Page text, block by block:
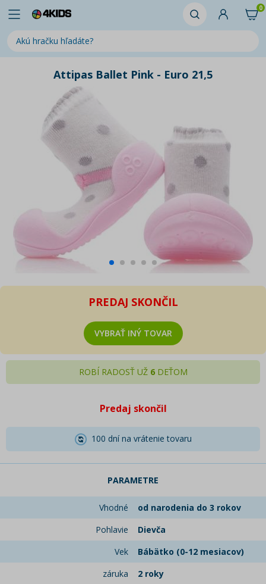
0
Attipas Ballet Pink - Euro 21,5
PREDAJ SKONČIL
VYBRAŤ INÝ TOVAR
ROBÍ RADOSŤ UŽ 6DEŤOM
Predaj skončil
100 dní na vrátenie tovaru
PARAMETRE
Vhodné
od narodenia do 3 rokov
Pohlavie
Dievča
Vek
Bábätko (0-12 mesiacov)
záruka
2 roky